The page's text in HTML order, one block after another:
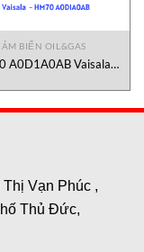
BIẾN OIL&GAS
A0D1A0AB Vaisala
Vạn Phúc ,
Thủ Đức,